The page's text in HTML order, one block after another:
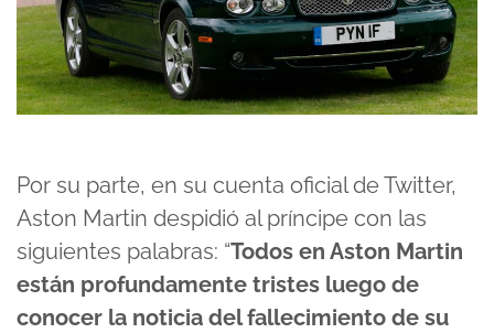
Por su parte, en su cuenta oficial de Twitter,
Aston Martin despidió al príncipe con las
siguientes palabras: “Todos en Aston Martin
están profundamente tristes luego de
conocer la noticia del fallecimiento de su